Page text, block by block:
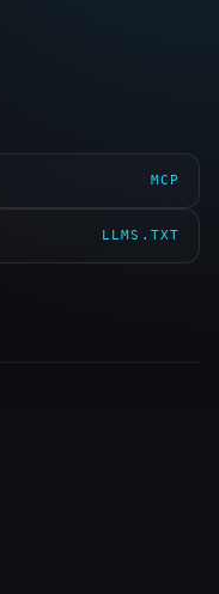
MCP
LLMS.TXT